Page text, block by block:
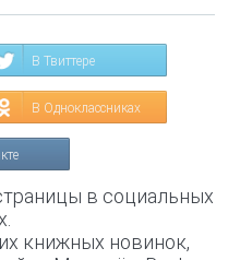
В Твиттере
В Одноклассниках
в социальных
книжных новинок,